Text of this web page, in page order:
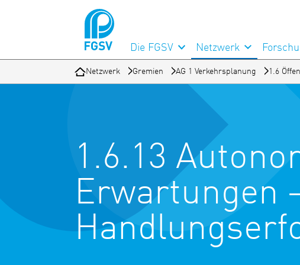
Die FGSV Netzwerk
Netzwerk Gremien AG 1 Verkehrsplanung 1.6
1.6.13
Erwartungen